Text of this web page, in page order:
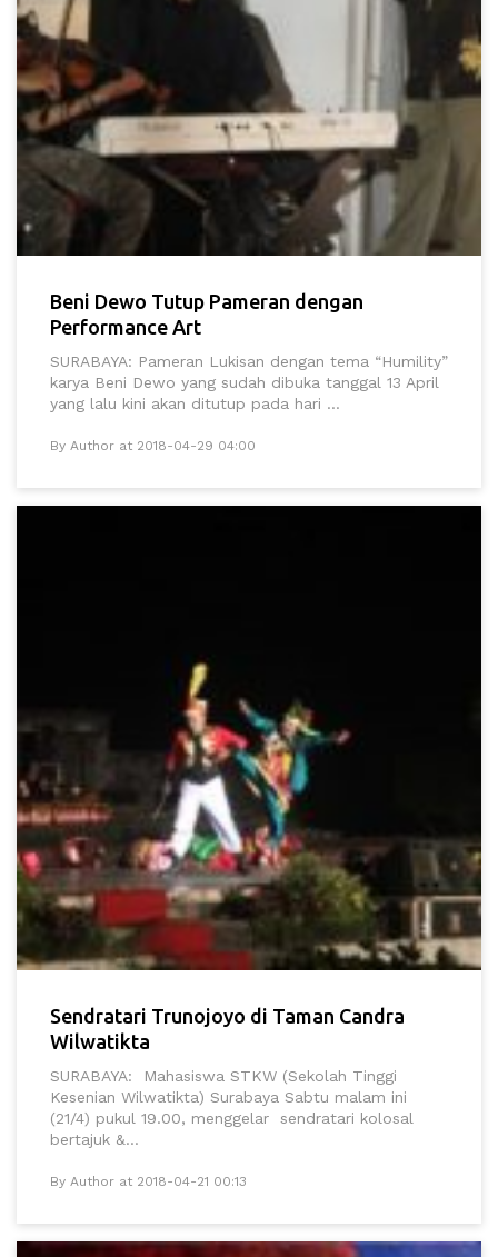
Beni Dewo Tutup Pameran dengan
Performance Art
SURABAYA: Pameran Lukisan dengan tema “Humility”
karya Beni Dewo yang sudah dibuka tanggal 13 April
yang lalu kini akan ditutup pada hari ...
By Author at 2018-04-29 04:00
Sendratari Trunojoyo di Taman Candra
Wilwatikta
SURABAYA: Mahasiswa STKW (Sekolah Tinggi
Kesenian Wilwatikta) Surabaya Sabtu malam ini
(21/4) pukul 19.00, menggelar sendratari kolosal
bertajuk &...
By Author at 2018-04-21 00:13